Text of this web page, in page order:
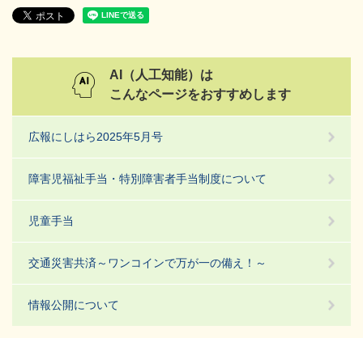
AI（人工知能）は
こんなページをおすすめします
広報にしはら2025年5月号
障害児福祉手当・特別障害者手当制度について
児童手当
交通災害共済～ワンコインで万が一の備え！～
情報公開について